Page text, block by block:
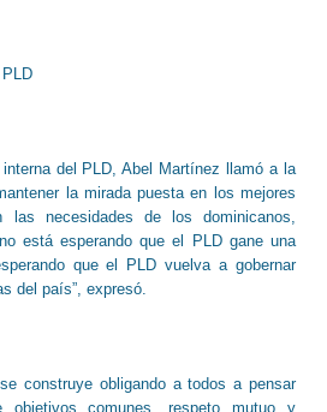
del PLD, Abel Martínez llamó a la
la mirada puesta en los mejores
necesidades de los dominicanos,
está esperando que el PLD gane una
que el PLD vuelva a gobernar
del país”, expresó.
construye obligando a todos a pensar
objetivos comunes, respeto mutuo y